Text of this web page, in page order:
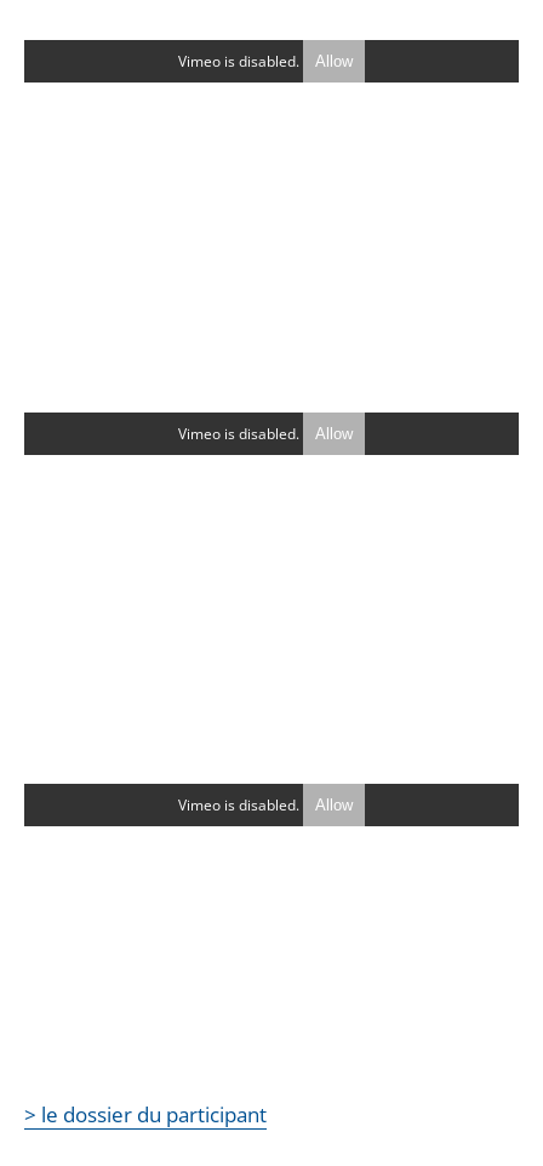
Vimeo is disabled. Allow
Vimeo is disabled. Allow
Vimeo is disabled. Allow
> le dossier du participant